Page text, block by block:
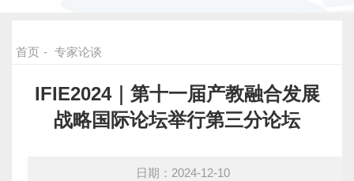
首页 - 专家论谈
IFIE2024｜第十一届产教融合发展
战略国际论坛举行第三分论坛
日期：2024-12-10